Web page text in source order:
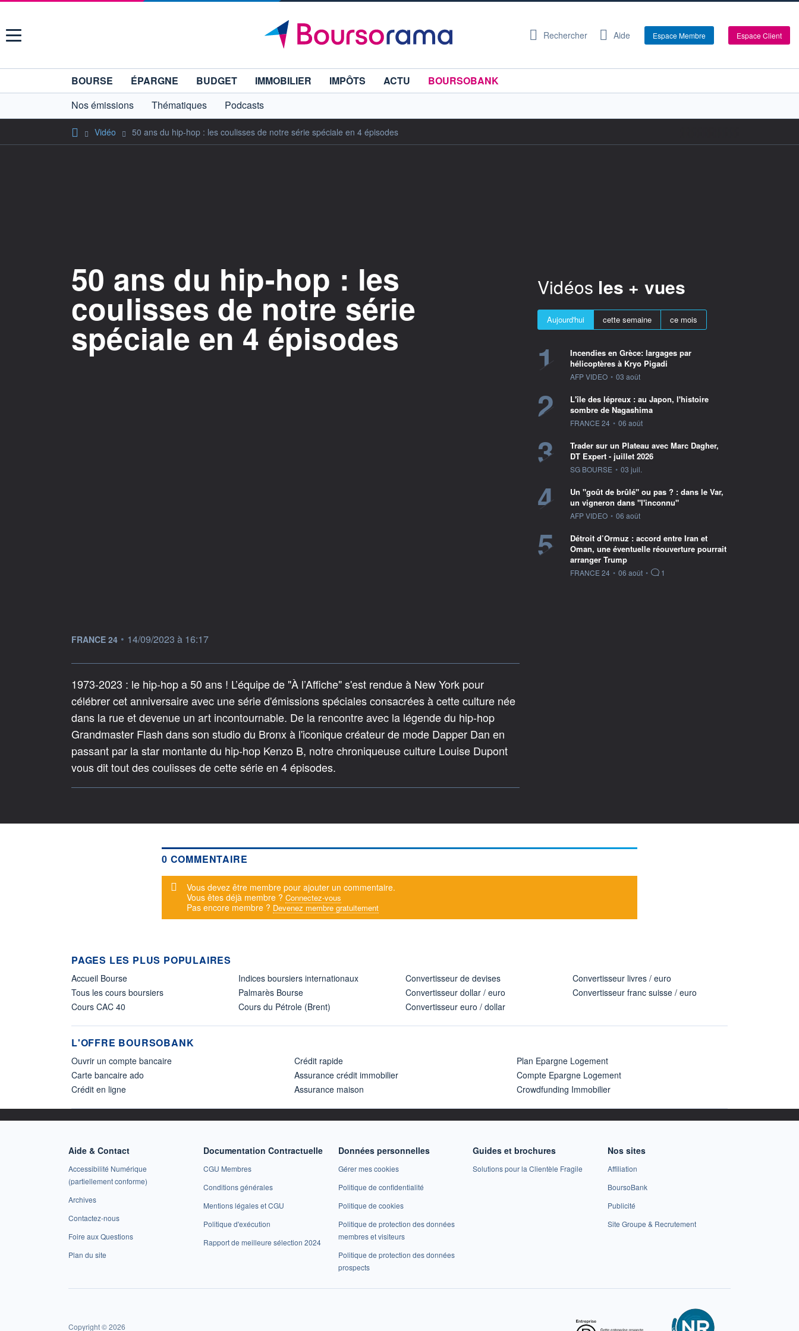
Menu Rechercher Aide Espace Membre Espace Client
BOURSE ÉPARGNE BUDGET IMMOBILIER IMPÔTS ACTU
BOURSOBANK
Nos émissions
Thématiques Podcasts
Vidéo 50 ans du hip-hop : les coulisses de notre série spéciale en 4 épisodes
50 ans du hip-hop : les
coulisses de notre série
spéciale en 4 épisodes
information fournie par
FRANCE 24 • 14/09/2023 à 16:17
1973-2023 : le hip-hop a 50 ans ! L’équipe de "À l’Affiche" s'est rendue à New York pour
célébrer cet anniversaire avec une série d'émissions spéciales consacrées à cette culture née
dans la rue et devenue un art incontournable. De la rencontre avec la légende du hip-hop
Grandmaster Flash dans son studio du Bronx à l'iconique créateur de mode Dapper Dan en
passant par la star montante du hip-hop Kenzo B, notre chroniqueuse culture Louise Dupont
vous dit tout des coulisses de cette série en 4 épisodes.
Vidéos les + vues
Aujourd'hui cette semaine ce mois
1
Incendies en Grèce: largages par
hélicoptères à Kryo Pigadi
information fournie par
AFP VIDEO • 03 août
2
L'île des lépreux : au Japon, l'histoire
sombre de Nagashima
information fournie par
FRANCE 24 • 06 août
3
Trader sur un Plateau avec Marc Dagher,
DT Expert - juillet 2026
information fournie par
SG BOURSE • 03 juil.
4
Un "goût de brûlé" ou pas ? : dans le Var,
un vigneron dans "l'inconnu"
information fournie par
AFP VIDEO • 06 août
5
Détroit d’Ormuz : accord entre Iran et
Oman, une éventuelle réouverture pourrait
arranger Trump
information fournie par
FRANCE 24 • 06 août • 1
0 COMMENTAIRE
Message d'alerte
Vous devez être membre pour ajouter un commentaire.
Vous êtes déjà membre ? Connectez-vous
Pas encore membre ? Devenez membre gratuitement
PAGES LES PLUS POPULAIRES
Accueil Bourse
Tous les cours boursiers
Cours CAC 40
Indices boursiers internationaux
Palmarès Bourse
Cours du Pétrole (Brent)
Convertisseur de devises
Convertisseur dollar / euro
Convertisseur euro / dollar
Convertisseur livres / euro
Convertisseur franc suisse / euro
L'OFFRE BOURSOBANK
Ouvrir un compte bancaire
Carte bancaire ado
Crédit en ligne
Crédit rapide
Assurance crédit immobilier
Assurance maison
Plan Epargne Logement
Compte Epargne Logement
Crowdfunding Immobilier
Aide & Contact
Accessibilité Numérique
(partiellement conforme)
Archives
Contactez-nous
Foire aux Questions
Plan du site
Documentation Contractuelle
CGU Membres
Conditions générales
Mentions légales et CGU
Politique d'exécution
Rapport de meilleure sélection 2024
Données personnelles
Gérer mes cookies
Politique de confidentialité
Politique de cookies
Politique de protection des données
membres et visiteurs
Politique de protection des données
prospects
Guides et brochures
Solutions pour la Clientèle Fragile
Nos sites
Affiliation
BoursoBank
Publicité
Site Groupe & Recrutement
Copyright © 2026